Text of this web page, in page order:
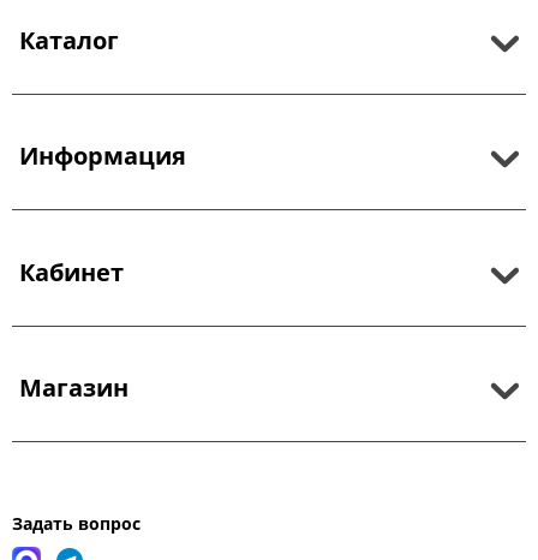
Каталог
Информация
Кабинет
Магазин
Задать вопрос